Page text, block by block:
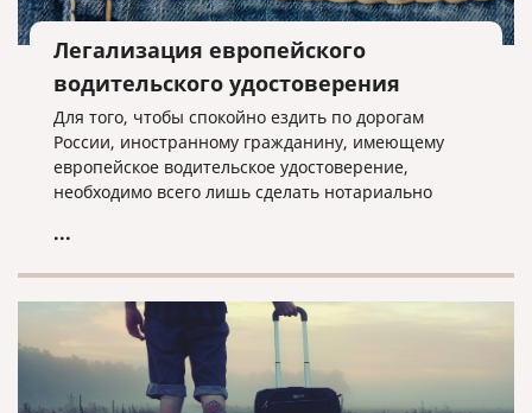
Легализация европейского
водительского удостоверения
Для того, чтобы спокойно ездить по дорогам
России, иностранному гражданину, имеющему
европейское водительское удостоверение,
необходимо всего лишь сделать нотариально
удостоверения.
...